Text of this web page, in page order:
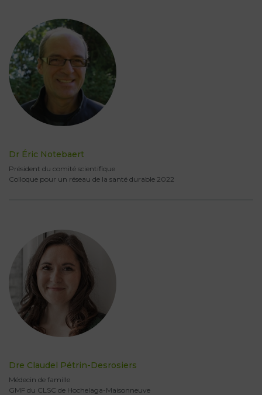
Dr Éric Notebaert
Président du comité scientifique
Colloque pour un réseau de la santé durable 2022
Dre Claudel Pétrin-Desrosiers
Médecin de famille
GMF du CLSC de Hochelaga-Maisonneuve